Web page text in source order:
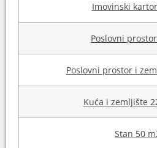
Imovinski
Poslovni
Poslovni prostor i
Kuća i zemljište
Stan 50